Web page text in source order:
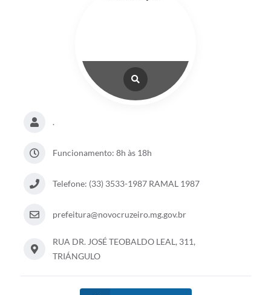
.
Funcionamento: 8h às 18h
Telefone: (33) 3533-1987 RAMAL 1987
prefeitura@novocruzeiro.mg.gov.br
RUA DR. JOSÉ TEOBALDO LEAL, 311,
TRIÁNGULO